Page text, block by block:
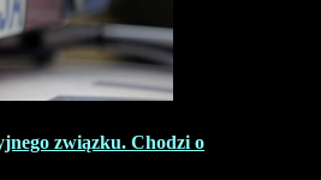
związku. Chodzi o